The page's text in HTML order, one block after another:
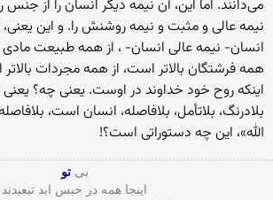
می‌دانند. اما این، آن نیمه دیگر انسان را از
نیمه عالی و مثبت و نیمه روشنش را. و این یعنی،
انسان- نیمه عالی انسان- ، از همه طبیعت مادی
همه فرشتگان بالاتر است، از همه مجردات
اینکه روح خود خداوند در اوست. یعنی چه؟ یعنی
بلادرنگ، بلاتأمل، بلافاصله، انسان است،
الله»، این چه دستوراتی است؟!
بی تو
اینجا همه در حبس ابد تبعیدند